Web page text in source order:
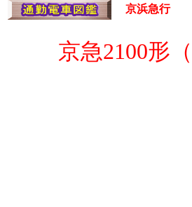
京浜急行
京急2100形